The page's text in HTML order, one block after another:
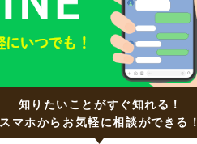
知りたいことがすぐ知れる！
スマホからお気軽に相談ができる！